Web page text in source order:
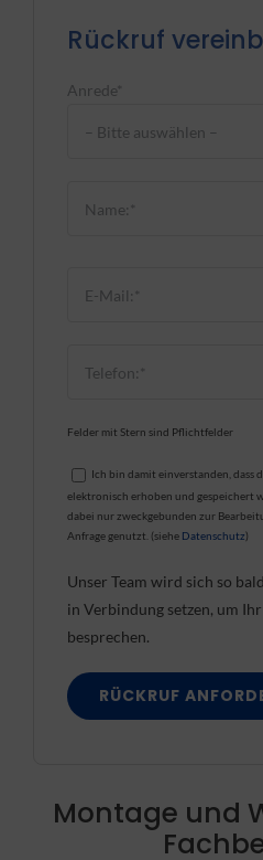
Rückruf
Anrede*
Felder mit Stern sind Pflichtfelder
Ich bin damit einverstanden, dass
elektronisch erhoben und gespeichert
dabei nur zweckgebunden zur
Anfrage genutzt. (siehe Datenschutz)
Unser Team wird sich so
in Verbindung setzen, um
besprechen.
Montage und